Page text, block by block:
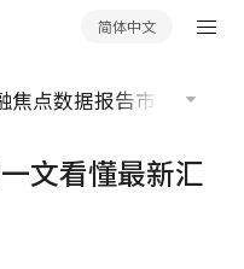
简体中文
焦点数据报告市场分析
文看懂最新汇